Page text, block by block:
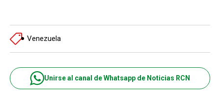
Venezuela
Unirse al canal de Whatsapp de Noticias RCN